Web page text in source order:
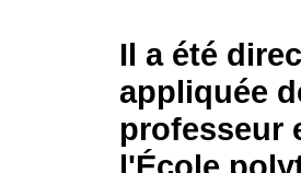
Il a été
appliquée
professeur